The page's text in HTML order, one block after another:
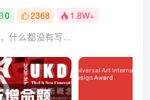
0 2368 1.8W+
什么都没有写...